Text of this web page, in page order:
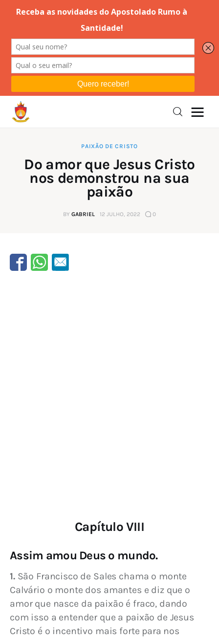
Editorial
Orações
Instruções
Espiritualidade
Catolicismo
Sobre
PAIXÃO DE CRISTO
Do amor que Jesus Cristo
nos demonstrou na sua
paixão
BY GABRIEL 12 JULHO, 2022 0
Capítulo VIII
Assim amou Deus o mundo.
1. São Francisco de Sales chama o monte
Calvário o monte dos amantes e diz que o
amor que nasce da paixão é fraco, dando
com isso a entender que a paixão de Jesus
Cristo é o incentivo mais forte para nos